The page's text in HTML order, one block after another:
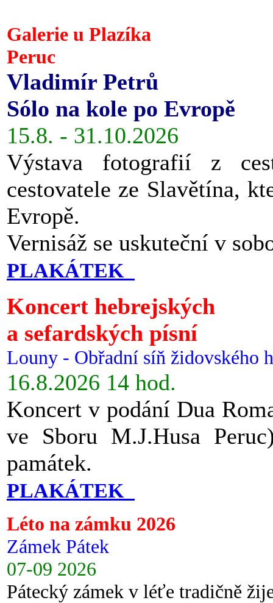
Galerie u Plazíka
Peruc
Vladimír Petrů
Sólo na kole po Evropě
15.8. - 31.10.2026
Výstava fotografií z
cestovatele ze Slavětína,
Evropě.
Vernisáž se uskuteční v
PLAKÁTEK
Koncert hebrejských
a sefardských písní
Louny - Obřadní síň židovského
16.8.2026 14 hod.
Koncert v podání Dua
ve Sboru M.J.Husa
památek.
PLAKÁTEK
Léto na zámku 2026
Zámek Pátek
07-09 2026
Pátecký zámek v léťe tradičně